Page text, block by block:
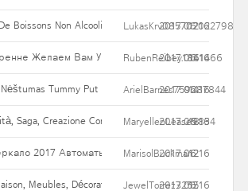
Boissons Non Alcoolisées, Choisies Ici Sublime
LukasKrv0857020227988
2017.06.16
12
Желаем Вам Удачи В You Win Casino.
RubenReibey1861466
2017.06.16
14
Tummy Put gali būti geras pasirinkimas
ArielBarnes759287844
2017.06.16
14
Saga, Creazione Con "L'Italia E Le Sue Regioni
MaryellenLease9834
2017.06.16
18
2017 Автоматы Играть Онлайн Бесплатно.
MarisolBuckman2
2017.06.16
12
Meubles, Décoration, JewelTorrez3252
2017.06.16
15